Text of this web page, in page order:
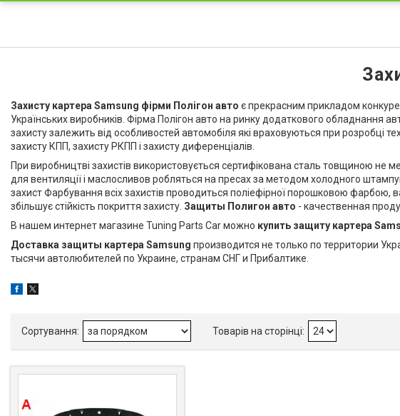
Захисту картера Samsung фірми Полігон авто є прекрасним прикладом
Українських виробників. Фірма Полігон авто на ринку додаткового обладнання
захисту залежить від особливостей автомобіля які враховуються при розробці
захисту КПП, захисту РКПП і захисту диференціалів.
При виробництві захистів використовується сертифікована сталь товщиною не
для вентиляції і маслосливов робляться на пресах за методом холодного
захист Фарбування всіх захистів проводиться поліефірної порошковою
збільшує стійкість покриття захисту. Защиты Полигон авто - качественная
В нашем интернет магазине Tuning Parts Car можно купить защиту картера
Доставка защиты картера Samsung производится не только по территории
тысячи автолюбителей по Украине, странам СНГ и Прибалтике.